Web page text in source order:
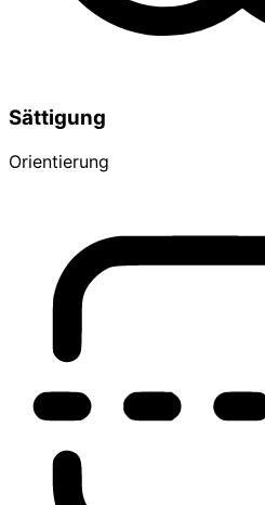
Sättigung
Orientierung